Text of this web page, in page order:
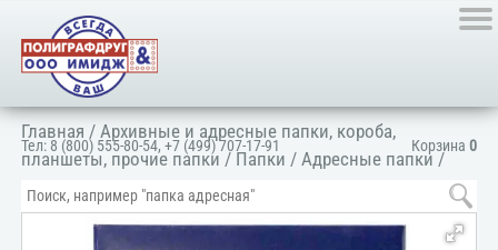
Корзина 0
Тел: 8 (800) 555-80-54,+7 (499) 707-17-91
Главная /Архивные и адресные папки, короба,
планшеты, прочие папки / Папки /Адресные папки /
Папка адресная поздравительная